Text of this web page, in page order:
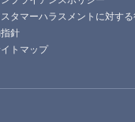
タマーハラスメントに対す
針
トマップ